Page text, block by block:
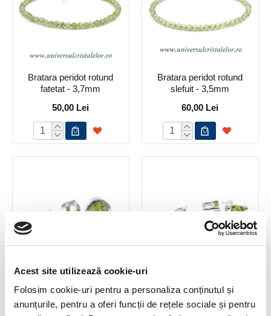
Acest site utilizează cookie-uri
Folosim cookie-uri pentru a personaliza conținutul și
anunțurile, pentru a oferi funcții de rețele sociale și pentru
Bratara peridot rotund
fatetat - 3,7mm
50,00 Lei
Bratara peridot rotund
slefuit - 3,5mm
60,00 Lei
Cercei peridot oval fatetat -
7 /9 mm
Cercei peridot rotund fatetat
tip surub (studs)